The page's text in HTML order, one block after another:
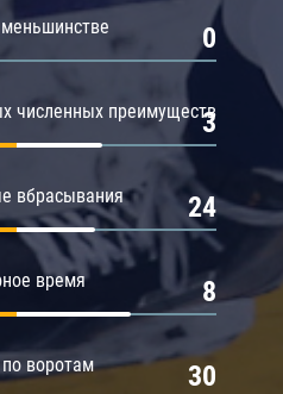
0
численных преимуществ
3
вбрасывания 24
время 8
воротам 30